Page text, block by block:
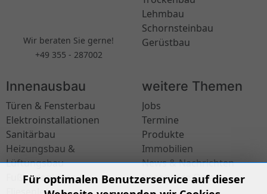
Wir beraten Sie gerne!
+49 355 - 287002
Lehmbau
Schornsteinbau
Gerüstbau
Innenausbau
Türen & Fensterbau
Elektroinstallationen
Sanitärbau
Heizungsbau &
Lüftungsbau
Fußbodenleger
weitere Themen
Jobs
Termine
Produkte
Immobilien
News & Nachrichten
besondere Orte
Für optimalen Benutzerservice auf dieser